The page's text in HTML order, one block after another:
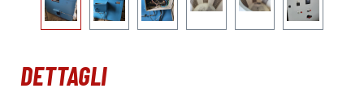
DETTAGLI